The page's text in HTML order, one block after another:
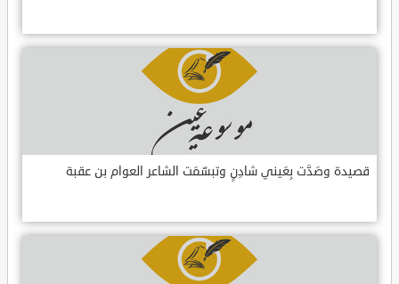
قصيدة وصَدَّت بِعَيني شادِنٍ وتبسّمَت الشاعر العوام بن عقبة